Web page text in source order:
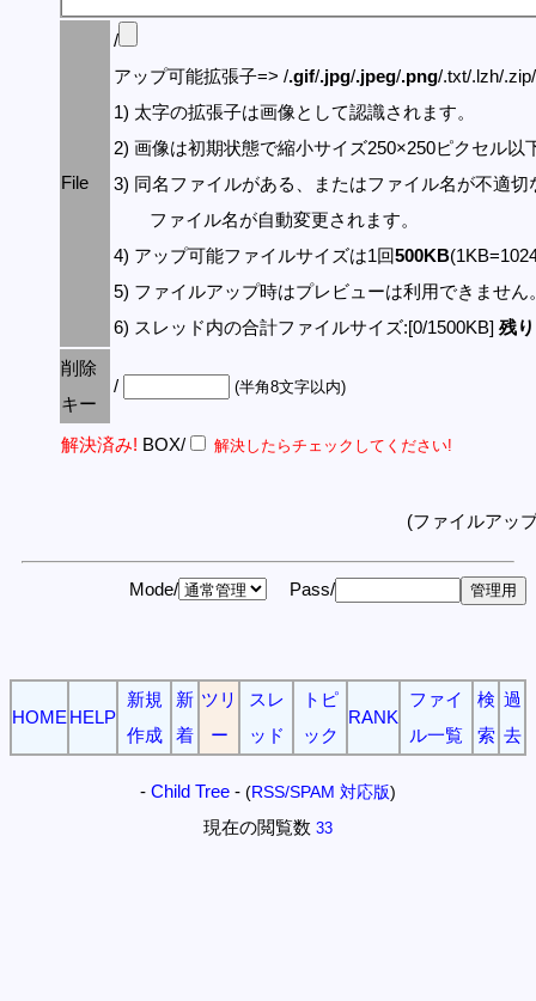
File
/
アップ可能拡張子=> /.gif/.jpg/.jpeg/.png/.txt/.lzh/
1) 太字の拡張子は画像として認識されます。
2) 画像は初期状態で縮小サイズ250×250ピクセル以
3) 同名ファイルがある、またはファイル名が不適切
ファイル名が自動変更されます。
4) アップ可能ファイルサイズは1回500KB
5) ファイルアップ時はプレビューは利用できません
6) スレッド内の合計ファイルサイズ:[0/1500KB] 残
削除
キー
/ (半角8文字以内)
解決済み! BOX/ 解決したらチェックしてください!
(ファイルアッ
Mode/ Pass/
HOME HELP
新規
作成
新
着
ツリ
ー
スレ
ッド
トピ
ック
RANK
ファイ
ル一覧
検
索
過
去
- Child Tree - (RSS/SPAM 対応版)
現在の閲覧数 33